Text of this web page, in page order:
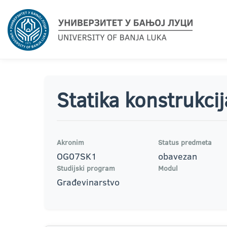
Statika
Akronim
OG07SK1
Status predmeta
obavezan
Studijski program
Građevinarstvo
Modul